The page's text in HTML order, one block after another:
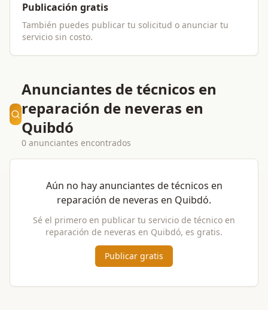
Publicación gratis
También puedes publicar tu solicitud o anunciar tu
servicio sin costo.
Anunciantes de técnicos en
reparación de neveras en
Quibdó
0 anunciantes encontrados
Aún no hay anunciantes detécnicos en
reparación de neveras en Quibdó.
Sé el primero en publicar tu servicio de técnico en
reparación de neveras en Quibdó, es gratis.
Publicar gratis